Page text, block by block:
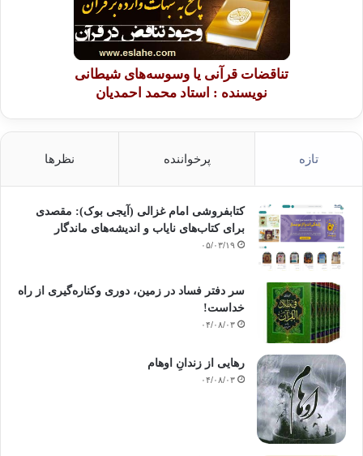
تناقضات قرآنی یا وسوسه‌های شیطانی
نویسنده : استاد محمد احمدیان
تازه پرخواننده نظرها
کتابفروشی امام غزالی (آیجی بوک): مقصدی
برای کتاب‌های نایاب و اندیشه‌های ماندگار
۰۵/۰۳/۱۹
سر دفتر فساد در زمین‌، دوری وکناره‌گیری از راه
خداست‌!
۰۴/۰۸/۰۳
رهایی از زندانِ اوهام
۰۴/۰۸/۰۳